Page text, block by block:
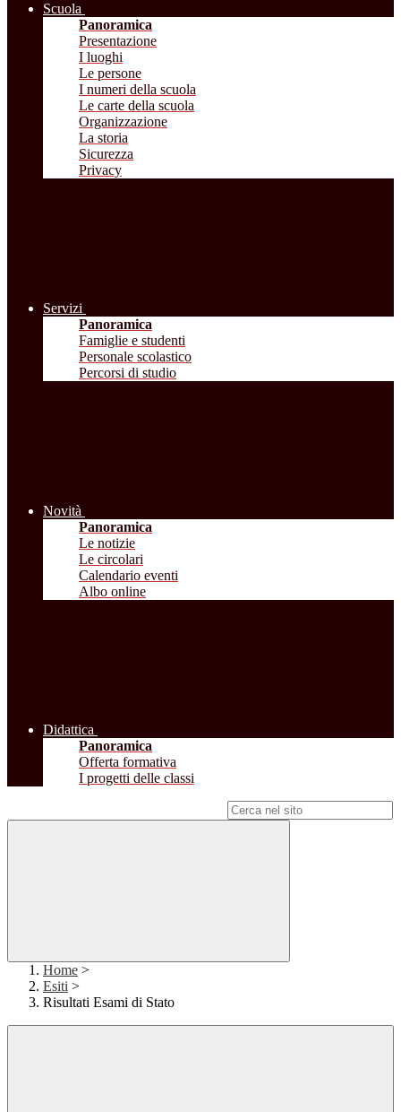
Scuola
Panoramica
Presentazione
I luoghi
Le persone
I numeri della scuola
Le carte della scuola
Organizzazione
La storia
Sicurezza
Privacy
Servizi
Panoramica
Famiglie e studenti
Personale scolastico
Percorsi di studio
Novità
Panoramica
Le notizie
Le circolari
Calendario eventi
Albo online
Didattica
Panoramica
Offerta formativa
I progetti delle classi
Home >
Esiti >
Risultati Esami di Stato